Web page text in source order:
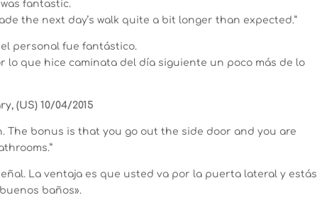
fantastic.
the next day’s walk quite a bit longer than expected.”
el personal fue fantástico.
lo que hice caminata del día siguiente un poco más de lo
(US) 10/04/2015
The bonus is that you go out the side door and you are
La ventaja es que usted va por la puerta lateral y estás
baños».